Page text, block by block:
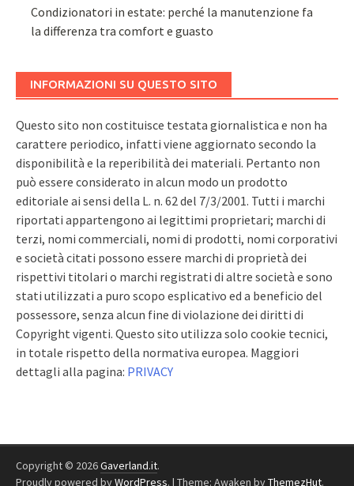
Condizionatori in estate: perché la manutenzione fa
la differenza tra comfort e guasto
INFORMAZIONI SU QUESTO SITO
Questo sito non costituisce testata giornalistica e non ha
carattere periodico, infatti viene aggiornato secondo la
disponibilità e la reperibilità dei materiali. Pertanto non
può essere considerato in alcun modo un prodotto
editoriale ai sensi della L. n. 62 del 7/3/2001. Tutti i marchi
riportati appartengono ai legittimi proprietari; marchi di
terzi, nomi commerciali, nomi di prodotti, nomi corporativi
e società citati possono essere marchi di proprietà dei
rispettivi titolari o marchi registrati di altre società e sono
stati utilizzati a puro scopo esplicativo ed a beneficio del
possessore, senza alcun fine di violazione dei diritti di
Copyright vigenti. Questo sito utilizza solo cookie tecnici,
in totale rispetto della normativa europea. Maggiori
dettagli alla pagina: PRIVACY
Copyright © 2026Gaverland.it.
Proudly powered byWordPress. | Theme: Awaken byThemezHut.